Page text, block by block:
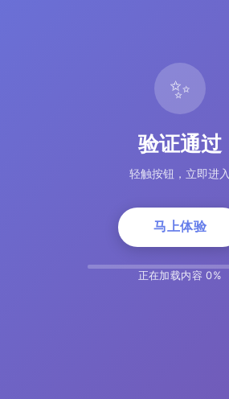
✨
验证通过
轻触按钮，立即进入
马上体验
正在加载内容 5%